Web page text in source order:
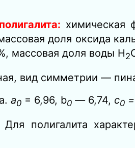
химическая
доля оксида
массовая доля воды Н2
вид симметрии —
а0 = 6,96, b0 — 6,74, с0 =
Для полигалита